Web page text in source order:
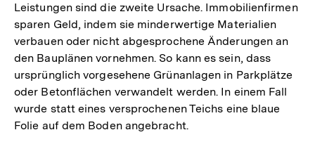
Leistungen sind die zweite Ursache. Immobilienfirmen
sparen Geld, indem sie minderwertige Materialien
verbauen oder nicht abgesprochene Änderungen an
den Bauplänen vornehmen. So kann es sein, dass
ursprünglich vorgesehene Grünanlagen in Parkplätze
oder Betonflächen verwandelt werden. In einem Fall
wurde statt eines versprochenen Teichs eine blaue
Folie auf dem Boden angebracht.